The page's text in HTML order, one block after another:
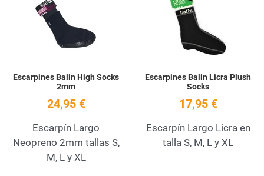
Escarpines Balin High Socks
2mm
24,95 €
Escarpín Largo
Neopreno 2mm tallas S,
M, L y XL
Escarpines Balin Licra Plush
Socks
17,95 €
Escarpín Largo Licra en
talla S, M, L y XL